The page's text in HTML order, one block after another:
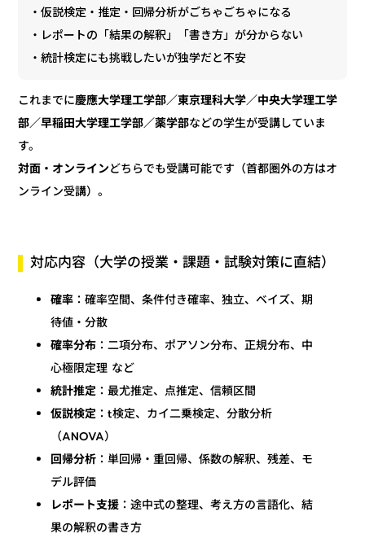
・仮説検定・推定・回帰分析がごちゃごちゃになる
・レポートの「結果の解釈」「書き方」が分からない
・統計検定にも挑戦したいが独学だと不安
これまでに慶應大学理工学部／東京理科大学／中央大学理工学
部／早稲田大学理工学部／薬学部などの学生が受講していま
す。
対面・オンラインどちらでも受講可能です（首都圏外の方はオ
ンライン受講）。
対応内容（大学の授業・課題・試験対策に直結）
確率 ：確率空間、条件付き確率、独立、ベイズ、期
待値・分散
確率分布 ：二項分布、ポアソン分布、正規分布、中
心極限定理 など
統計推定 ：最尤推定、点推定、信頼区間
仮説検定 ：t検定、カイ二乗検定、分散分析
（ANOVA）
回帰分析 ：単回帰・重回帰、係数の解釈、残差、モ
デル評価
レポート支援 ：途中式の整理、考え方の言語化、結
果の解釈の書き方